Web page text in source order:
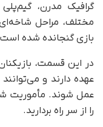
گرافیک مدرن،
مختلف، مراحل
بازی گنجانده شده
در این قسمت،
عهده دارند و می‌توانند
عمل شوند. مأموریت
را از سر راه بردارید.